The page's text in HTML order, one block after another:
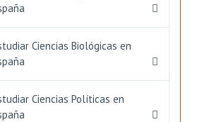
Ciencias Biológicas en
Ciencias Políticas en